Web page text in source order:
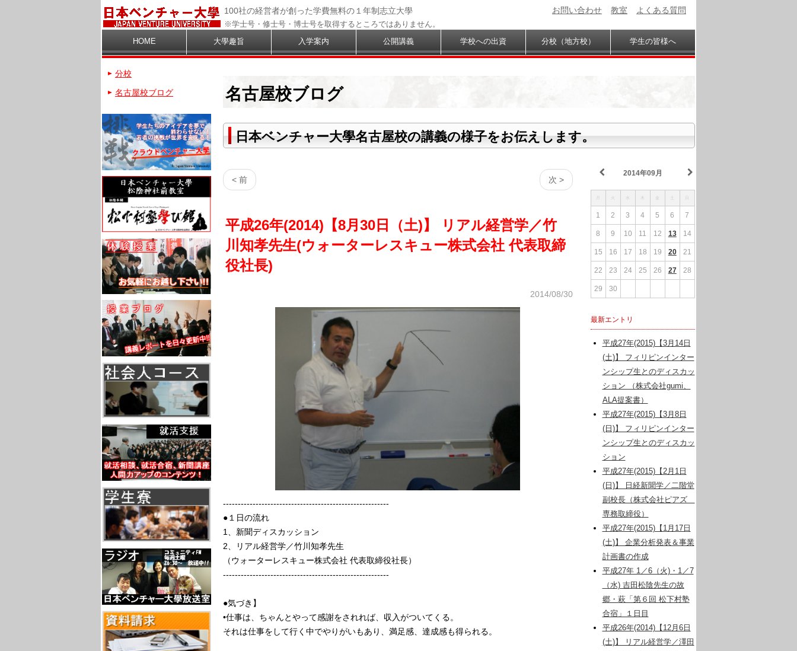
100社の経営者が創った学費無料の１年制志立大學
※学士号・修士号・博士号を取得するところではありません。
お問い合わせ 教室 よくある質問
HOME 大學趣旨 入学案内 公開講義 学校への出資 分校（地方校） 学生の皆様へ
名古屋校ブログ
日本ベンチャー大學名古屋校の講義の様子をお伝えします。
< 前 次 >
平成26年(2014)【8月30日（土)】 リアル経営学／竹
川知孝先生(ウォーターレスキュー株式会社 代表取締
役社長)
2014/08/30
--------------------------------------------------------
●１日の流れ
1、新聞ディスカッション
2、リアル経営学／竹川知孝先生
（ウォーターレスキュー株式会社 代表取締役社長）
--------------------------------------------------------
●気づき】
•仕事は、ちゃんとやって感謝をされれば、収入がついてくる。
それは仕事をして行く中でやりがいもあり、満足感、達成感も得られる。
2014年09月
1 2 3 4 5 6 7
8 9 10 11 12 13 14
15 16 17 18 19 20 21
22 23 24 25 26 27 28
29 30
最新エントリ
平成27年(2015)【3月14日
(土)】 フィリピンインター
ンシップ生とのディスカッ
ション （株式会社gumi、
ALA提案書）
平成27年(2015)【3月8日
(日)】 フィリピンインター
ンシップ生とのディスカッ
ション
平成27年(2015)【2月1日
(日)】 日経新聞学／二階堂
副校長（株式会社ピアズ
専務取締役）
平成27年(2015)【1月17日
(土)】 企業分析発表＆事業
計画書の作成
平成27年 1／6（火)・1／7
（水) 吉田松陰先生の故
郷・萩「第６回 松下村塾
合宿」１日目
平成26年(2014)【12月6日
(土)】 リアル経営学／澤田
分校
名古屋校ブログ